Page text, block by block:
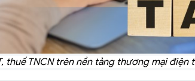
thuế TNCN trên nền tảng thương mại điện